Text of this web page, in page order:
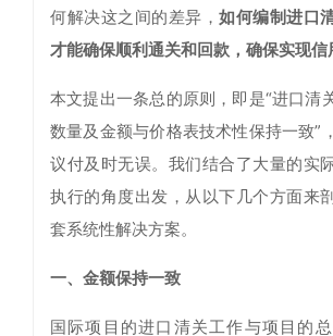
何解决这之间的差异， 如何编制进口
才能确保顺利通关和回款，确保实现信
本文提出一条总的原则，即是“进口清
数量及金额与价格表技术性保持一致”
议付及时无误。我们结合了大量的实
执行的角度出发，从以下几个方面来
套系统性解决方案。
一、金额保持一致
国际项目的进口清关工作与项目的